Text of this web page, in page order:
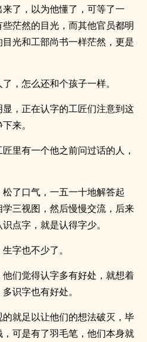
了，以为他懂了，可等了一
茫然的目光，而其他官员都明
光和工部尚书一样茫然，更是
，怎么还和个孩子一样。
，正在认字的工匠们注意到这
来。
里有一个他之前问过话的人，
了口气，一五一十地解答起
三视图，然后慢慢交流，后来
点字，就是认得字少。
字也不少了。
们觉得认字多有好处，就想着
识字也有好处。
就足以让他们的想法破灭，毕
可是有了羽毛笔，他们本身就